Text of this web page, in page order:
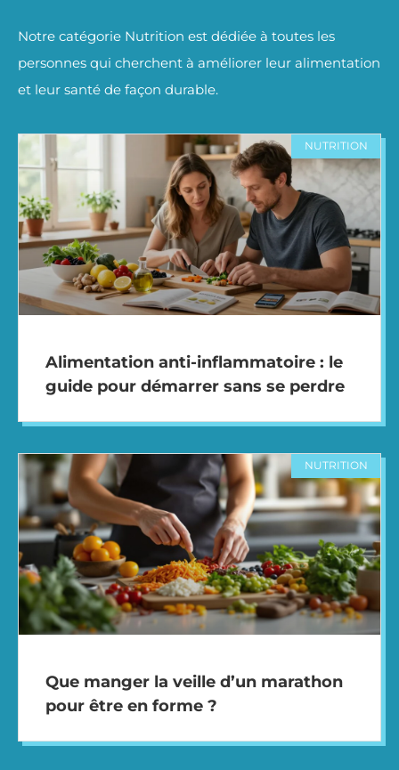
Notre catégorie Nutrition est dédiée à toutes les
personnes qui cherchent à améliorer leur alimentation
et leur santé de façon durable.
NUTRITION
Alimentation anti-inflammatoire : le
guide pour démarrer sans se perdre
NUTRITION
Que manger la veille d’un marathon
pour être en forme ?